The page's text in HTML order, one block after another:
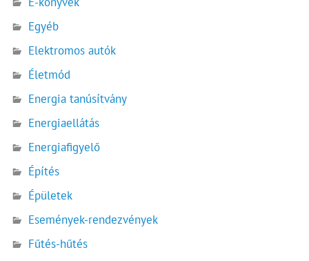
Egyéb
Elektromos autók
Életmód
Energia tanúsítvány
Energiaellátás
Energiafigyelő
Építés
Épületek
Események-rendezvények
Fűtés-hűtés